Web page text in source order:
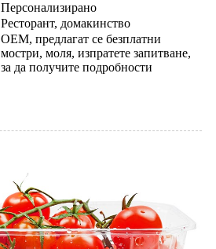
Персонализирано
Ресторант, домакинство
OEM, предлагат се безплатни
мостри, моля, изпратете запитване,
за да получите подробности